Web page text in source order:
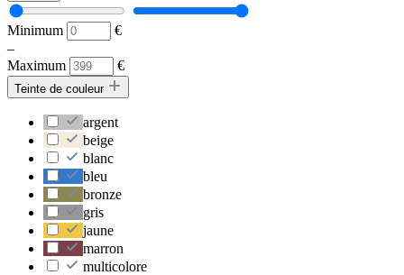
Minimum
€
–
Maximum
€
Teinte de couleur
argent
beige
blanc
bleu
bronze
gris
jaune
marron
multicolore